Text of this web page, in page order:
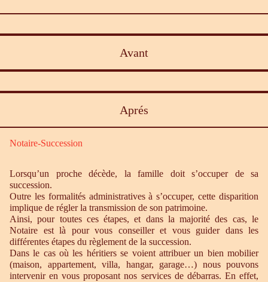
Avant
Aprés
Notaire-Succession
Lorsqu’un proche décède, la famille doit s’occuper de sa
succession.
Outre les formalités administratives à s’occuper, cette disparition
implique de régler la transmission de son patrimoine.
Ainsi, pour toutes ces étapes, et dans la majorité des cas, le
Notaire est là pour vous conseiller et vous guider dans les
différentes étapes du règlement de la succession.
Dans le cas où les héritiers se voient attribuer un bien mobilier
(maison, appartement, villa, hangar, garage…) nous pouvons
intervenir en vous proposant nos services de débarras. En effet,